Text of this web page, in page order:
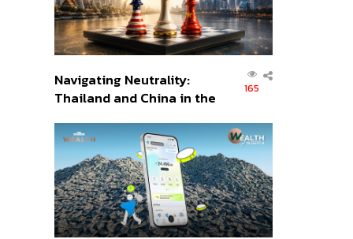
Navigating Neutrality:
Thailand and China in the
Order
165